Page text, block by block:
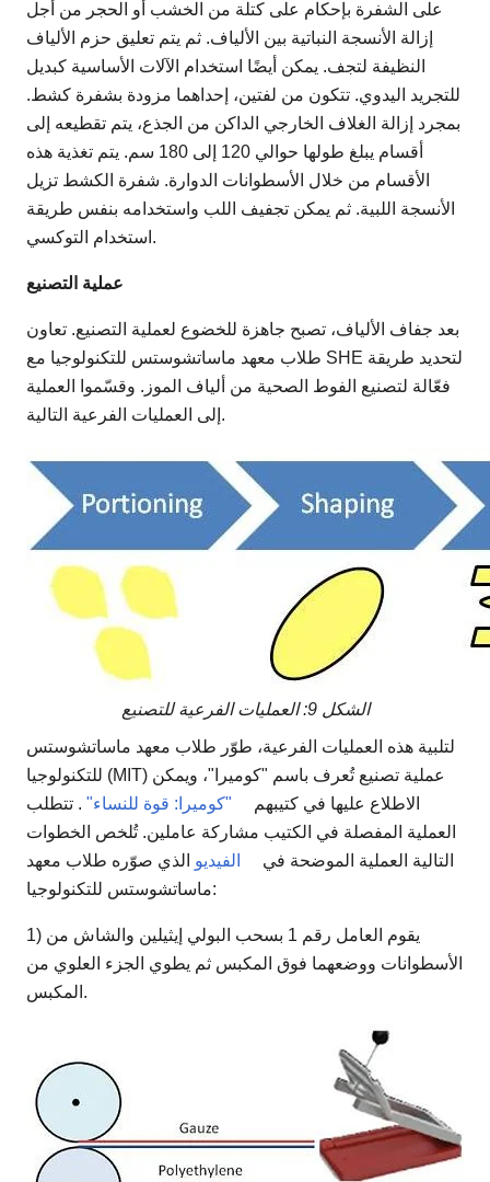
على الشفرة بإحكام على كتلة من الخشب أو الحجر من أجل
إزالة الأنسجة النباتية بين الألياف. ثم يتم تعليق حزم الألياف
النظيفة لتجف. يمكن أيضًا استخدام الآلات الأساسية كبديل
للتجريد اليدوي. تتكون من لفتين، إحداهما مزودة بشفرة كشط.
بمجرد إزالة الغلاف الخارجي الداكن من الجذع، يتم تقطيعه إلى
أقسام يبلغ طولها حوالي 120 إلى 180 سم. يتم تغذية هذه
الأقسام من خلال الأسطوانات الدوارة. شفرة الكشط تزيل
الأنسجة اللبية. ثم يمكن تجفيف اللب واستخدامه بنفس طريقة
استخدام التوكسي.
عملية التصنيع
بعد جفاف الألياف، تصبح جاهزة للخضوع لعملية التصنيع. تعاون
طلاب معهد ماساتشوستس للتكنولوجيا مع SHE لتحديد طريقة
فعّالة لتصنيع الفوط الصحية من ألياف الموز. وقسّموا العملية
إلى العمليات الفرعية التالية.
الشكل 9: العمليات الفرعية للتصنيع
لتلبية هذه العمليات الفرعية، طوّر طلاب معهد ماساتشوستس
للتكنولوجيا (MIT) عملية تصنيع تُعرف باسم "كوميرا"، ويمكن
الاطلاع عليها في كتيبهم
"كوميرا: قوة للنساء" . تتطلب
العملية المفصلة في الكتيب مشاركة عاملين. تُلخص الخطوات
التالية العملية الموضحة في
الفيديو الذي صوّره طلاب معهد
ماساتشوستس للتكنولوجيا:
1) يقوم العامل رقم 1 بسحب البولي إيثيلين والشاش من
الأسطوانات ووضعهما فوق المكبس ثم يطوي الجزء العلوي من
المكبس.